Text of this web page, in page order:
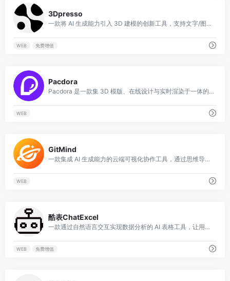
3Dpresso
一款将 AI 生成能力引入 3D 建模的创新工具，支持文字/图片一键转 3D，让 3D 资产的创建从“手动雕琢”进化为“智能生成”。
WEB 免费增值
Pacdora
Pacdora 是一款集 3D 模版、在线设计与实时渲染于一体的包装设计工具，让设计师无需建模即可快速创建专业级包装效果图。
WEB
GitMind
一款集成 AI 生成能力的云端可视化协作工具，通过思维导图和流程图帮助用户高效地进行知识组织、创意构思与团队协作。
WEB
酷表ChatExcel
一款通过自然语言交互实现数据分析的 AI 表格工具，让用户无需学习复杂函数即可完成数据处理与可视化分析。
WEB 免费增值